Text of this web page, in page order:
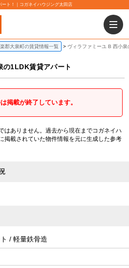
ト！｜コガネイハウジング太田店
郡大泉町の賃貸情報一覧 ヴィラファミーユ B 西小
の1LDK賃貸アパート
掲載が終了しています。
はありません。過去から現在までコガネイハ
掲載されていた物件情報を元に生成した参考
/ 軽量鉄骨造